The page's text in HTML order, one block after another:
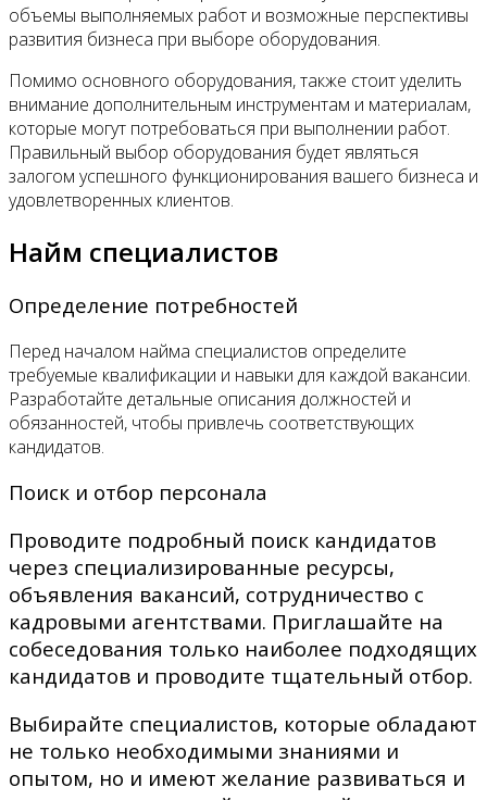
объемы выполняемых работ и возможные перспективы
развития бизнеса при выборе оборудования.
Помимо основного оборудования, также стоит уделить
внимание дополнительным инструментам и материалам,
которые могут потребоваться при выполнении работ.
Правильный выбор оборудования будет являться
залогом успешного функционирования вашего бизнеса и
удовлетворенных клиентов.
Найм специалистов
Определение потребностей
Перед началом найма специалистов определите
требуемые квалификации и навыки для каждой вакансии.
Разработайте детальные описания должностей и
обязанностей, чтобы привлечь соответствующих
кандидатов.
Поиск и отбор персонала
Проводите подробный поиск кандидатов
через специализированные ресурсы,
объявления вакансий, сотрудничество с
кадровыми агентствами. Приглашайте на
собеседования только наиболее подходящих
кандидатов и проводите тщательный отбор.
Выбирайте специалистов, которые обладают
не только необходимыми знаниями и
опытом, но и имеют желание развиваться и